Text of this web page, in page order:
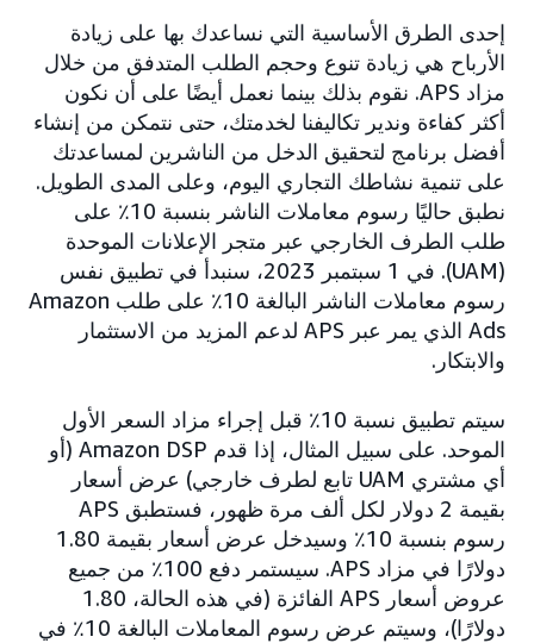
إحدى الطرق الأساسية التي نساعدك بها على زيادة
الأرباح هي زيادة تنوع وحجم الطلب المتدفق من خلال
مزاد APS. نقوم بذلك بينما نعمل أيضًا على أن نكون
أكثر كفاءة وندير تكاليفنا لخدمتك، حتى نتمكن من إنشاء
أفضل برنامج لتحقيق الدخل من الناشرين لمساعدتك
على تنمية نشاطك التجاري اليوم، وعلى المدى الطويل.
نطبق حاليًا رسوم معاملات الناشر بنسبة 10٪ على
طلب الطرف الخارجي عبر متجر الإعلانات الموحدة
(UAM). في 1 سبتمبر 2023، سنبدأ في تطبيق نفس
رسوم معاملات الناشر البالغة 10٪ على طلب Amazon
Ads الذي يمر عبر APS لدعم المزيد من الاستثمار
والابتكار.
سيتم تطبيق نسبة 10٪ قبل إجراء مزاد السعر الأول
الموحد. على سبيل المثال، إذا قدم Amazon DSP (أو
أي مشتري UAM تابع لطرف خارجي) عرض أسعار
بقيمة 2 دولار لكل ألف مرة ظهور، فستطبق APS
رسوم بنسبة 10٪ وسيدخل عرض أسعار بقيمة 1.80
دولارًا في مزاد APS. سيستمر دفع 100٪ من جميع
عروض أسعار APS الفائزة (في هذه الحالة، 1.80
دولارًا)، وسيتم عرض رسوم المعاملات البالغة 10٪ في